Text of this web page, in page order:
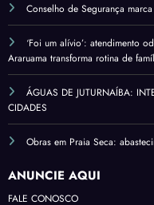
Conselho de Segurança
‘Foi um alívio’: atendimento
Araruama transforma rotina de
ÁGUAS DE JUTURNAÍBA:
CIDADES
Obras em Praia Seca:
ANUNCIE AQUI
FALE CONOSCO